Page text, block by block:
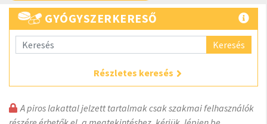
GYÓGYSZERKERESŐ
Keresés
Részletes keresés
A piros lakattal jelzett tartalmak csak szakmai felhasználók